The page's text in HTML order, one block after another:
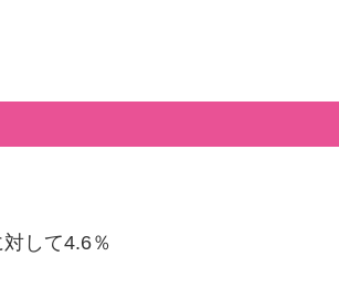
対して4.6％